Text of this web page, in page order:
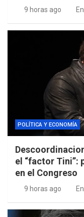
9 horas ago
POLÍTICA Y ECONOMÍA
el “factor Tini”:
en el Congreso
9 horas ago